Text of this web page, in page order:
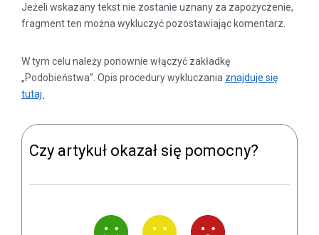
Jeżeli wskazany tekst nie zostanie uznany za zapożyczenie,
fragment ten można wykluczyć pozostawiając komentarz.
W tym celu należy ponownie włączyć zakładkę
„Podobieństwa”. Opis procedury wykluczania znajduje się
tutaj.
Czy artykuł okazał się pomocny?